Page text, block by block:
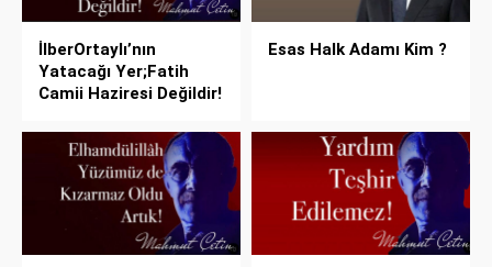
İlberOrtaylı’nın
Yatacağı Yer;Fatih
Camii Haziresi Değildir!
Esas Halk Adamı Kim ?